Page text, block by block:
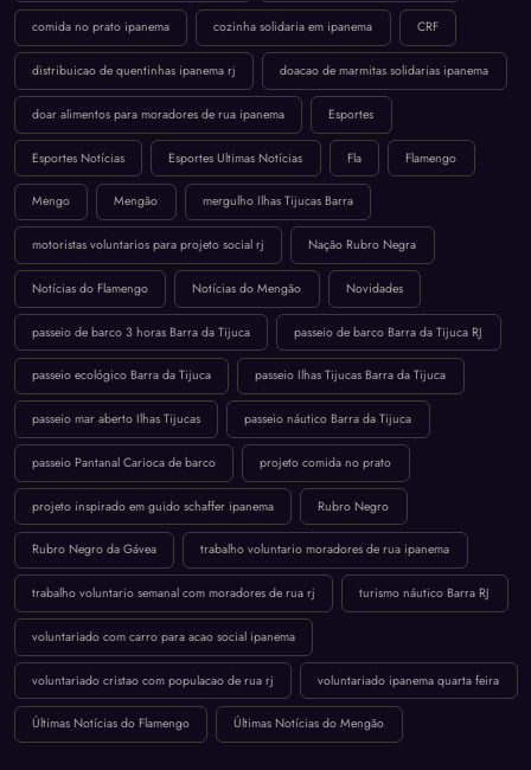
comida no prato ipanema cozinha solidaria em ipanema CRF
distribuicao de quentinhas ipanema rj doacao de marmitas solidarias ipanema
doar alimentos para moradores de rua ipanema Esportes
Esportes Notícias Esportes Ultimas Notícias Fla Flamengo
Mengo Mengão mergulho Ilhas Tijucas Barra
motoristas voluntarios para projeto social rj Nação Rubro Negra
Notícias do Flamengo Notícias do Mengão Novidades
passeio de barco 3 horas Barra da Tijuca passeio de barco Barra da Tijuca RJ
passeio ecológico Barra da Tijuca passeio Ilhas Tijucas Barra da Tijuca
passeio mar aberto Ilhas Tijucas passeio náutico Barra da Tijuca
passeio Pantanal Carioca de barco projeto comida no prato
projeto inspirado em guido schaffer ipanema Rubro Negro
Rubro Negro da Gávea trabalho voluntario moradores de rua ipanema
trabalho voluntario semanal com moradores de rua rj turismo náutico Barra RJ
voluntariado com carro para acao social ipanema
voluntariado cristao com populacao de rua rj voluntariado ipanema quarta feira
Últimas Notícias do Flamengo Últimas Notícias do Mengão